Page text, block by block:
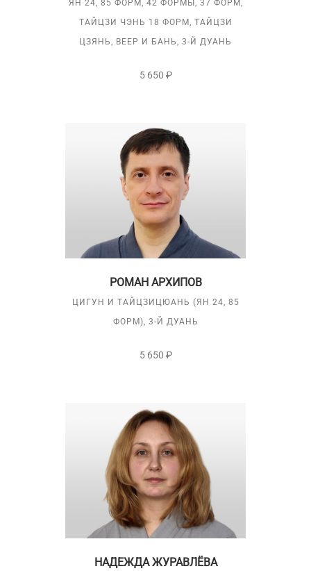
ЯН 24, 85 ФОРМ, 42 ФОРМЫ, 37 ФОРМ,
ТАЙЦЗИ ЧЭНЬ 18 ФОРМ, ТАЙЦЗИ
ЦЗЯНЬ, ВЕЕР И БАНЬ, 3-Й ДУАНЬ
5 650 ₽
РОМАН АРХИПОВ
ЦИГУН И ТАЙЦЗИЦЮАНЬ (ЯН 24, 85
ФОРМ), 3-Й ДУАНЬ
5 650 ₽
НАДЕЖДА ЖУРАВЛЁВА